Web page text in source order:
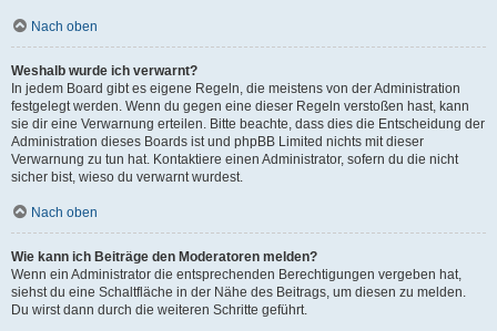
Nach oben
Weshalb wurde ich verwarnt?
In jedem Board gibt es eigene Regeln, die meistens von der Administration
festgelegt werden. Wenn du gegen eine dieser Regeln verstoßen hast, kann
sie dir eine Verwarnung erteilen. Bitte beachte, dass dies die Entscheidung der
Administration dieses Boards ist und phpBB Limited nichts mit dieser
Verwarnung zu tun hat. Kontaktiere einen Administrator, sofern du die nicht
sicher bist, wieso du verwarnt wurdest.
Nach oben
Wie kann ich Beiträge den Moderatoren melden?
Wenn ein Administrator die entsprechenden Berechtigungen vergeben hat,
siehst du eine Schaltfläche in der Nähe des Beitrags, um diesen zu melden.
Du wirst dann durch die weiteren Schritte geführt.